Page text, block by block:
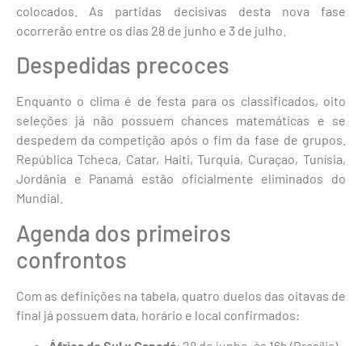
colocados. As partidas decisivas desta nova fase
ocorrerão entre os dias 28 de junho e 3 de julho.
Despedidas precoces
Enquanto o clima é de festa para os classificados, oito
seleções já não possuem chances matemáticas e se
despedem da competição após o fim da fase de grupos.
República Tcheca, Catar, Haiti, Turquia, Curaçao, Tunísia,
Jordânia e Panamá estão oficialmente eliminados do
Mundial.
Agenda dos primeiros
confrontos
Com as definições na tabela, quatro duelos das oitavas de
final já possuem data, horário e local confirmados: